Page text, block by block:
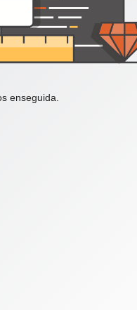
enseguida.